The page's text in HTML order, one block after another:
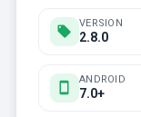
VERSION
2.8.0
ANDROID
7.0+